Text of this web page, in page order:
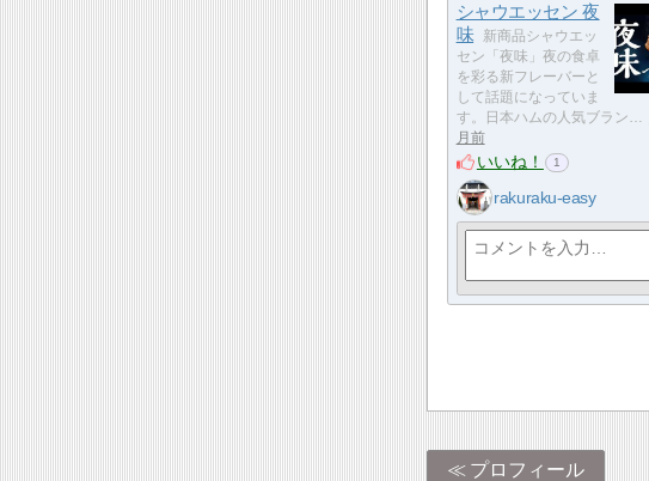
シャウエッセン 夜
味
新商品シャウエッ
セン「夜味」夜の食卓
を彩る新フレーバーと
して話題になっていま
す。日本ハムの人気ブラン…
月前
いいね！ 1
rakuraku-easy
プロフィール